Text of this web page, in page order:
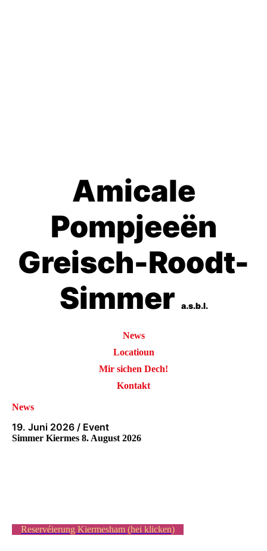
Amicale
Pompjeeën
Greisch-Roodt-
Simmer
a.s.b.l.
News
Locatioun
Mir sichen Dech!
Kontakt
News
19. Juni 2026 / Event
Simmer Kiermes 8. August 2026
Reservéierung Kiermesham (hei klicken)